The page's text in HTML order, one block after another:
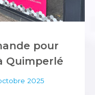
pour
Quimperlé
2025